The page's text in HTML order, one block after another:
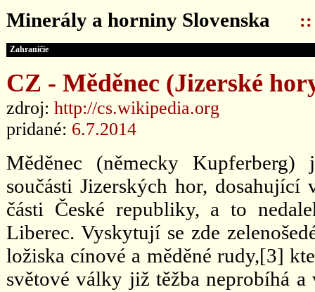
Minerály a horniny Slovenska ::
Zahraničie
CZ - Měděnec (Jizerské
zdroj: http://cs.wikipedia.org
pridané: 6.7.2014
Měděnec (německy
součásti Jizerských hor,
části České republiky, a to
Liberec. Vyskytují se zde
ložiska cínové a měděné rudy,[3]
světové války již těžba neprobíhá